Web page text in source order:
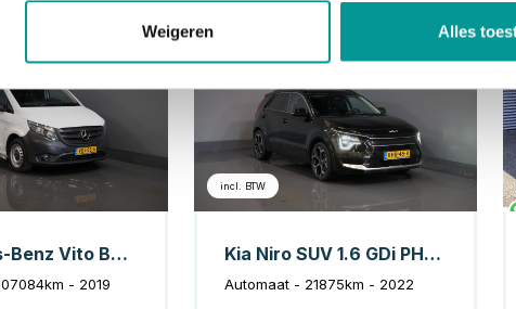
Weigeren Alles
Mercedes-Benz Vito Bestelbus 114 CDI Aut. L2 NL Auto/ Cruise/ Navi/ Camera/ Airco/ PDC/ Sidebars
- 2019
incl. BTW
Kia Niro SUV 1.6 GDi PHEV Executive Line Harman Kardon/ Stoelvent./ 18" LMV/ Head Up/ Elek.Klep/ Memory/ Adapt.Cruise/ Stoelverw./ Carplay/ S
Automaat - 21875km - 2022